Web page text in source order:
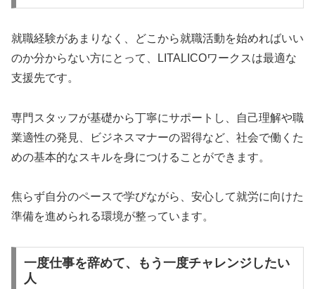
就職経験があまりなく、どこから就職活動を始めればいい
のか分からない方にとって、LITALICOワークスは最適な
支援先です。
専門スタッフが基礎から丁寧にサポートし、自己理解や職
業適性の発見、ビジネスマナーの習得など、社会で働くた
めの基本的なスキルを身につけることができます。
焦らず自分のペースで学びながら、安心して就労に向けた
準備を進められる環境が整っています。
一度仕事を辞めて、もう一度チャレンジしたい
人